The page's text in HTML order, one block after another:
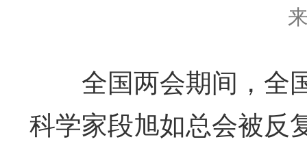
全国两会期间，全
科学家段旭如总会被反